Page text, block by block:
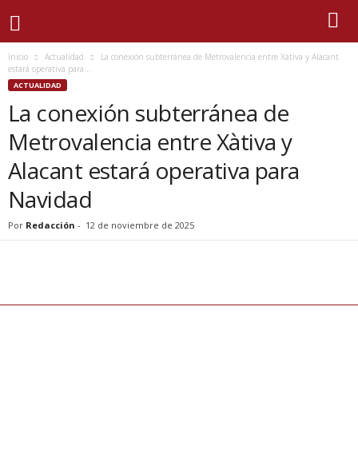
Inicio Actualidad
La conexión subterránea de Metrovalencia entre Xàtiva y Alacant
estará operativa para...
ACTUALIDAD
La conexión subterránea de
Metrovalencia entre Xàtiva y
Alacant estará operativa para
Navidad
Por Redacción - 12 de noviembre de 2025